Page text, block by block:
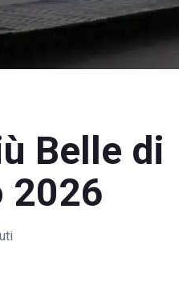
Belle di
2026